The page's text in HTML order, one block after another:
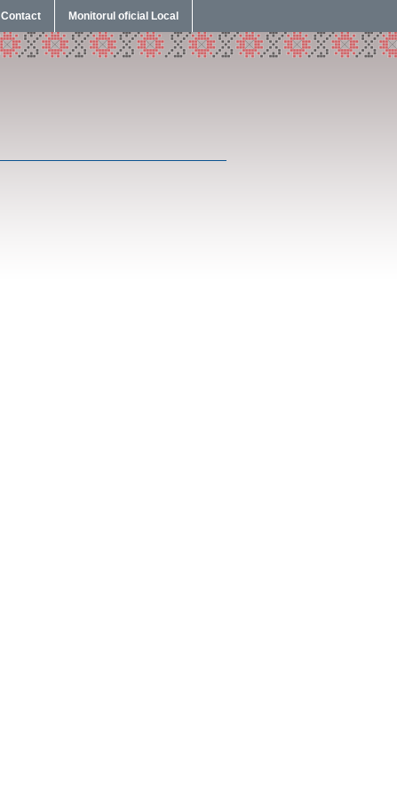
Contact Monitorul oficial Local